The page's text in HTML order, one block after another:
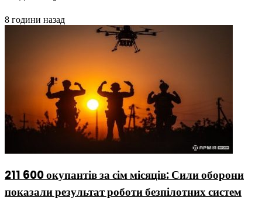
8 години назад
211 600 окупантів за сім місяців: Сили оборони
показали результат роботи безпілотних систем